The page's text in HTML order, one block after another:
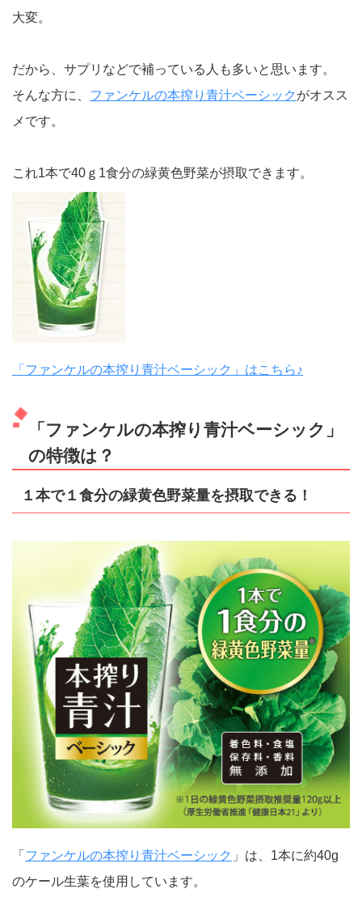
大変。
だから、サプリなどで補っている人も多いと思います。
そんな方に、 ファンケルの本搾り青汁ベーシック がオスス
メです。
これ1本で40ｇ1食分の緑黄色野菜が摂取できます。
「ファンケルの本搾り青汁ベーシック」はこちら♪
「ファンケルの本搾り青汁ベーシック」
の特徴は？
１本で１食分の緑黄色野菜量を摂取できる！
「 ファンケルの本搾り青汁ベーシック 」は、1本に約40g
のケール生葉を使用しています。